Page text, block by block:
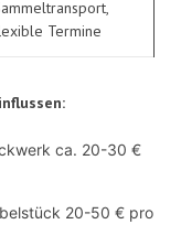
Termine
ca. 20-30 €
20-50 € pro